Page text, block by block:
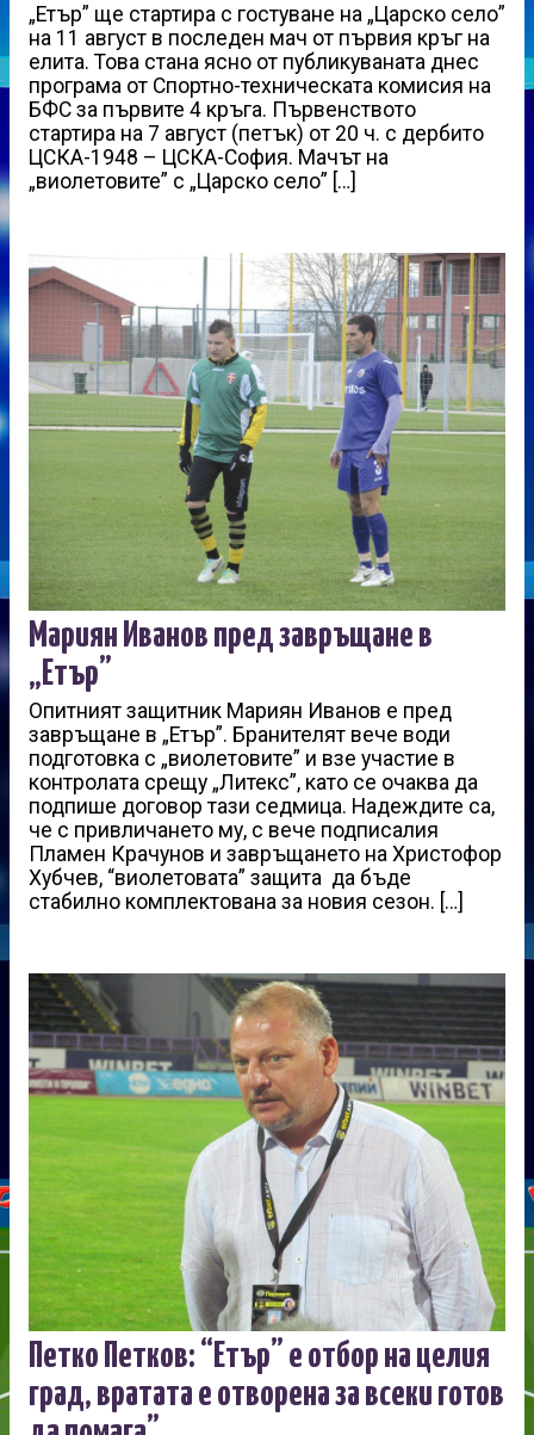
„Етър” ще стартира с гостуване на „Царско село”
на 11 август в последен мач от първия кръг на
елита. Това стана ясно от публикуваната днес
програма от Спортно-техническата комисия на
БФС за първите 4 кръга. Първенството
стартира на 7 август (петък) от 20 ч. с дербито
ЦСКА-1948 – ЦСКА-София. Мачът на
„виолетовите” с „Царско село” […]
Мариян Иванов пред завръщане в
„Етър”
Опитният защитник Мариян Иванов е пред
завръщане в „Етър”. Бранителят вече води
подготовка с „виолетовите” и взе участие в
контролата срещу „Литекс”, като се очаква да
подпише договор тази седмица. Надеждите са,
че с привличането му, с вече подписалия
Пламен Крачунов и завръщането на Христофор
Хубчев, “виолетовата” защита да бъде
стабилно комплектована за новия сезон. […]
Петко Петков: “Етър” е отбор на целия
град, вратата е отворена за всеки готов